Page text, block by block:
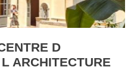
D
ARCHITECTURE